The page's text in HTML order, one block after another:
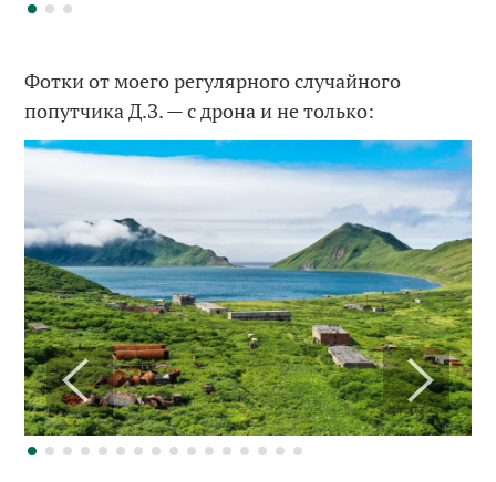
Фотки от моего регулярного случайного
попутчика Д.З. — с дрона и не только: